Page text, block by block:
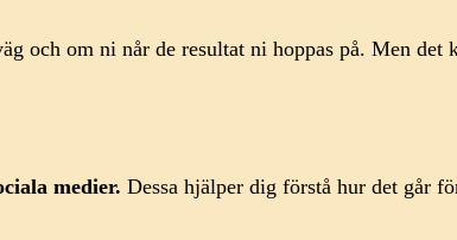
om ni når de resultat ni hoppas på. Men det
medier. Dessa hjälper dig förstå hur det går